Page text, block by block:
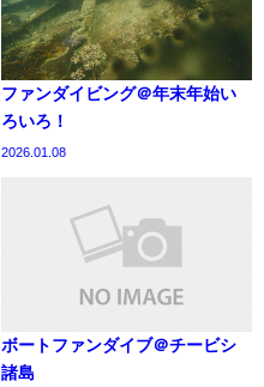
ファンダイビング＠年末年始い
ろいろ！
2026.01.08
ボートファンダイブ＠チービシ
諸島